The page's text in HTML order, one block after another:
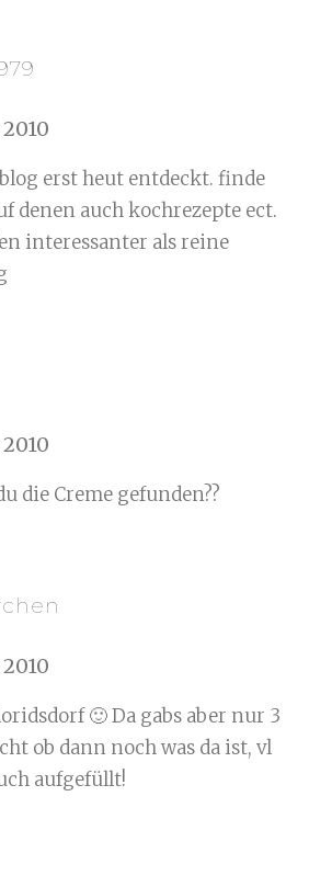
erst heut entdeckt. finde
denen auch kochrezepte ect.
interessanter als reine
die Creme gefunden??
🙂 Da gabs aber nur 3
ob dann noch was da ist, vl
aufgefüllt!